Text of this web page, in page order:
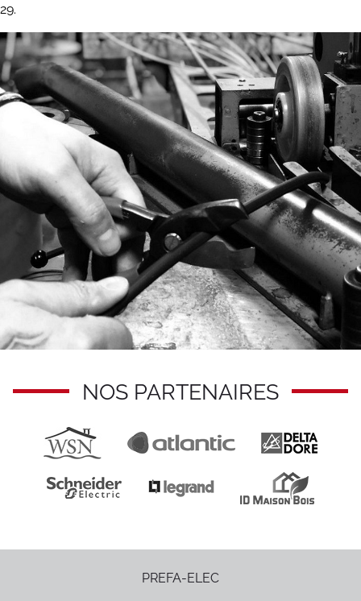
29.
NOS PARTENAIRES
PREFA-ELEC